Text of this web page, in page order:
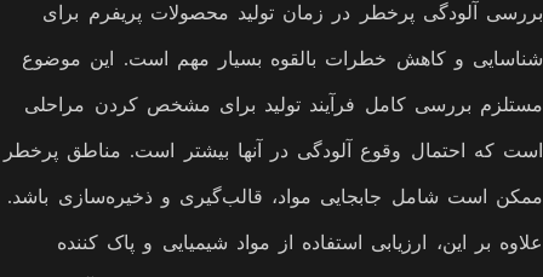
بررسی آلودگی پرخطر در زمان تولید محصولات پریفرم برای
شناسایی و کاهش خطرات بالقوه بسیار مهم است. این موضوع
مستلزم بررسی کامل فرآیند تولید برای مشخص کردن مراحلی
است که احتمال وقوع آلودگی در آنها بیشتر است. مناطق پرخطر
ممکن است شامل جابجایی مواد، قالب‌گیری و ذخیره‌سازی باشد.
علاوه بر این، ارزیابی استفاده از مواد شیمیایی و پاک کننده